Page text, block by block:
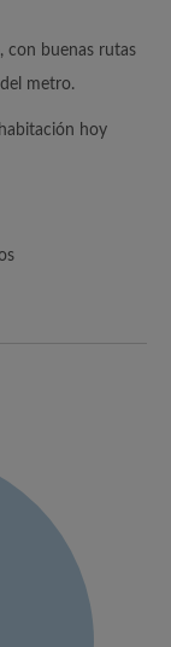
con buenas rutas
metro.
hoy